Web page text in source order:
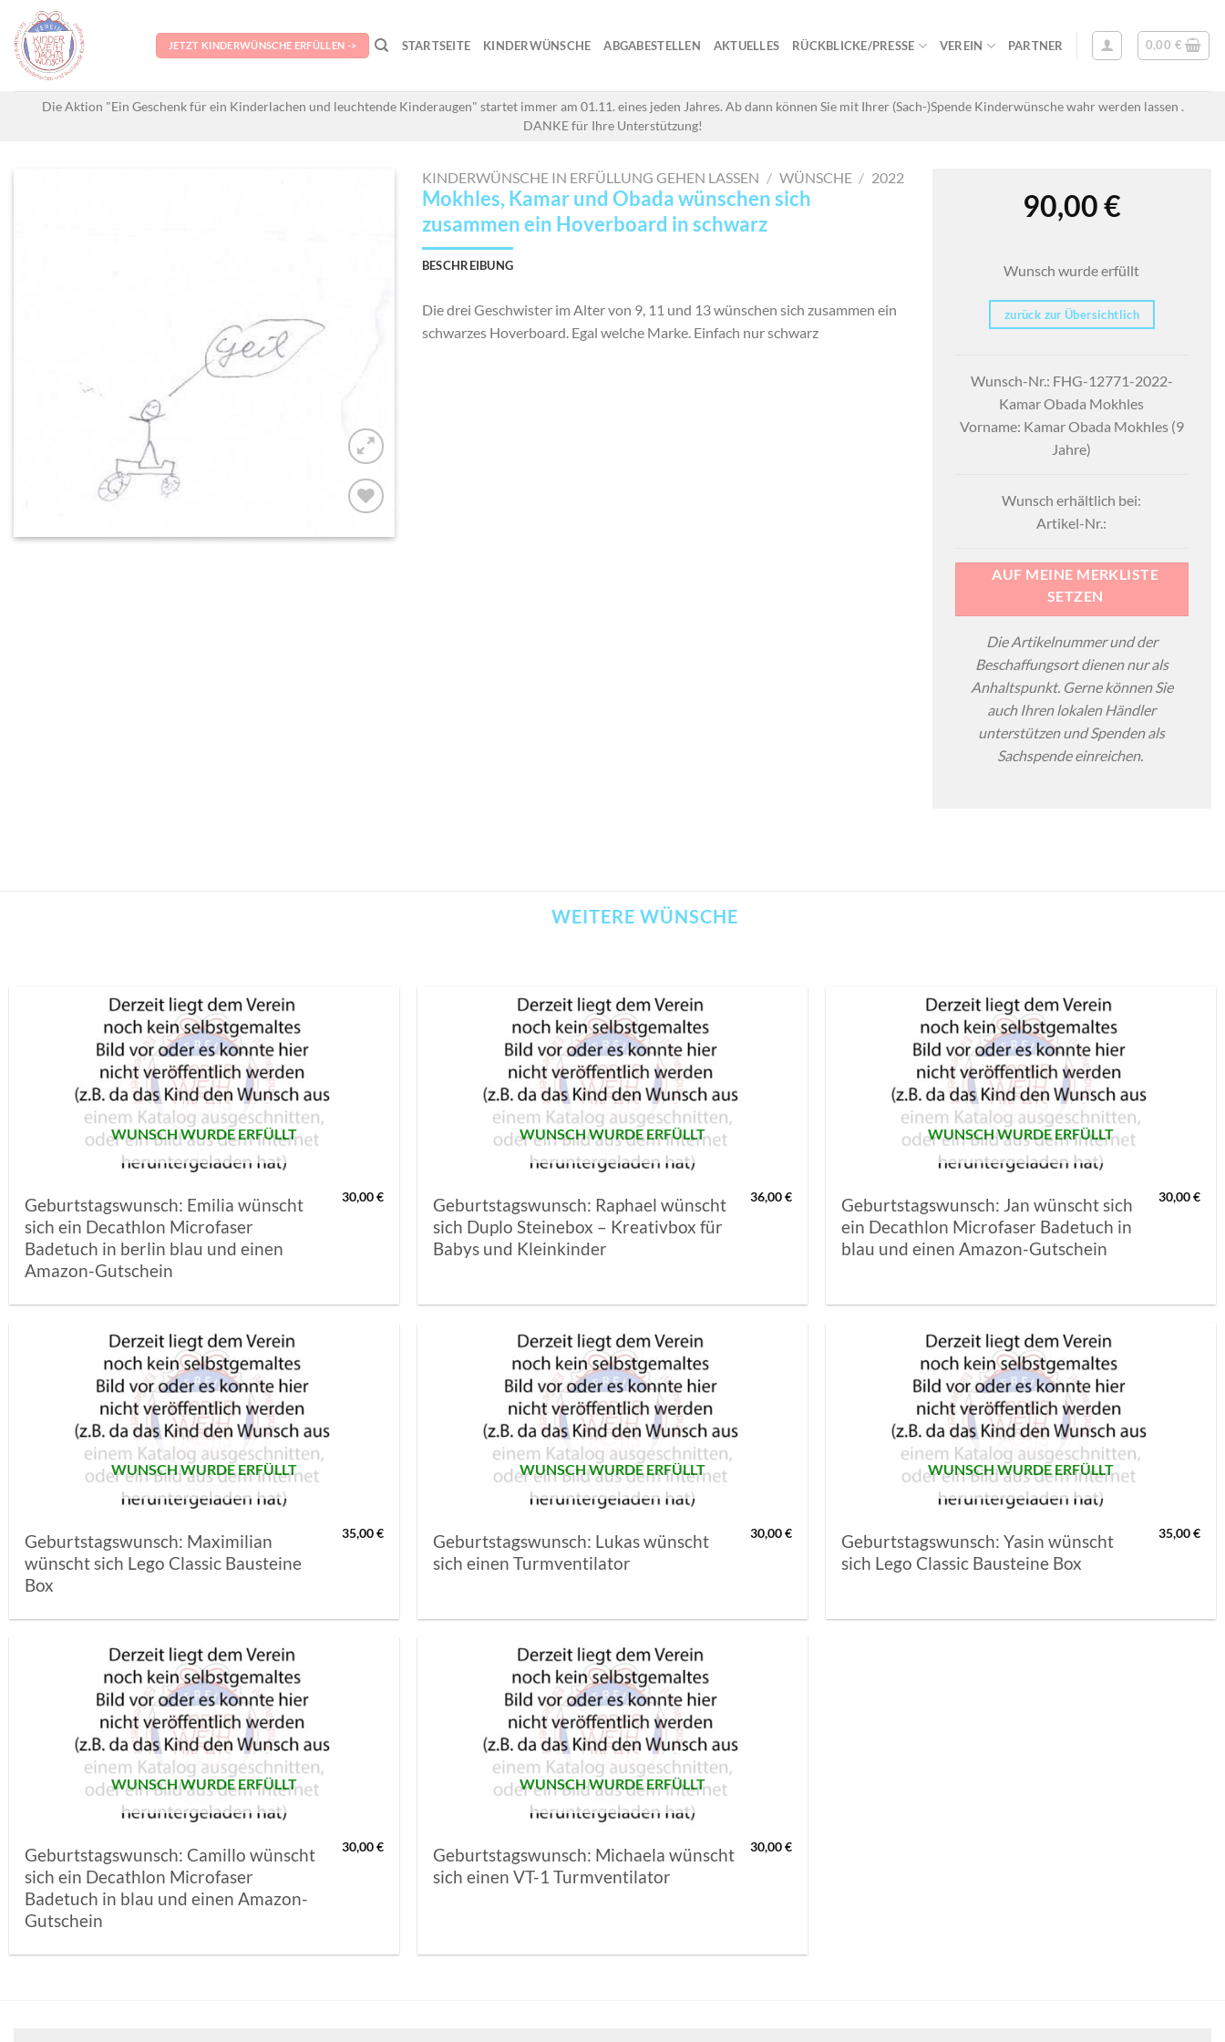
content
JETZT KINDERWÜNSCHE ERFÜLLEN -> STARTSEITE KINDERWÜNSCHE ABGABESTELLEN AKTUELLES RÜCKBLICKE/PRESSE VEREIN PARTNER 0,00 €
Die Aktion "Ein Geschenk für ein Kinderlachen und leuchtende Kinderaugen" startet immer am 01.11. eines jeden Jahres. Ab dann können Sie mit Ihrer (Sach-)Spende Kinderwünsche wahr werden lassen .
DANKE für Ihre Unterstützung!
AUF MEINE
KINDERWÜNSCHE IN ERFÜLLUNG GEHEN LASSEN / WÜNSCHE / 2022
Mokhles, Kamar und Obada wünschen sich
zusammen ein Hoverboard in schwarz
BESCHREIBUNG
Die drei Geschwister im Alter von 9, 11 und 13 wünschen sich zusammen ein
schwarzes Hoverboard. Egal welche Marke. Einfach nur schwarz
90,00€
Wunsch wurde erfüllt
zurück zur Übersichtlich
Wunsch-Nr.: FHG-12771-2022-
Kamar Obada Mokhles
Vorname: Kamar Obada Mokhles (9
Jahre)
Wunsch erhältlich bei:
Artikel-Nr.:
AUF MEINE MERKLISTE
SETZEN
Die Artikelnummer und der
Beschaffungsort dienen nur als
Anhaltspunkt. Gerne können Sie
auch Ihren lokalen Händler
unterstützen und Spenden als
Sachspende einreichen.
WEITERE WÜNSCHE
WUNSCH WURDE ERFÜLLT
Geburtstagswunsch: Emilia wünscht
sich ein Decathlon Microfaser
Badetuch in berlin blau und einen
Amazon-Gutschein
30,00€
WUNSCH WURDE ERFÜLLT
Geburtstagswunsch: Raphael wünscht
sich Duplo Steinebox – Kreativbox für
Babys und Kleinkinder
36,00€
WUNSCH WURDE ERFÜLLT
Geburtstagswunsch: Jan wünscht sich
ein Decathlon Microfaser Badetuch in
blau und einen Amazon-Gutschein
30,00€
WUNSCH WURDE ERFÜLLT
Geburtstagswunsch: Maximilian
wünscht sich Lego Classic Bausteine
Box
35,00€
WUNSCH WURDE ERFÜLLT
Geburtstagswunsch: Lukas wünscht
sich einen Turmventilator
30,00€
WUNSCH WURDE ERFÜLLT
Geburtstagswunsch: Yasin wünscht
sich Lego Classic Bausteine Box
35,00€
WUNSCH WURDE ERFÜLLT
Geburtstagswunsch: Camillo wünscht
sich ein Decathlon Microfaser
Badetuch in blau und einen Amazon-
Gutschein
30,00€
WUNSCH WURDE ERFÜLLT
Geburtstagswunsch: Michaela wünscht
sich einen VT-1 Turmventilator
30,00€